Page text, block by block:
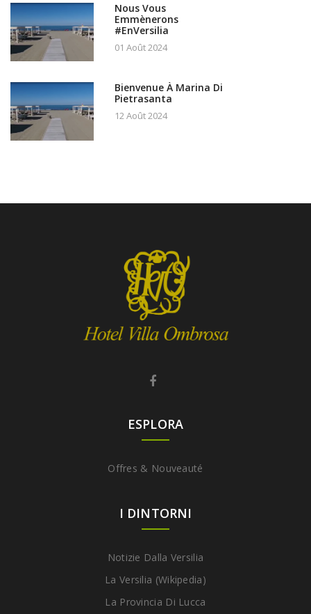
Nous Vous
Emmènerons
#EnVersilia
01 Août 2024
Bienvenue À Marina Di
Pietrasanta
12 Août 2024
ESPLORA
Offres & Nouveauté
I DINTORNI
Notizie Dalla Versilia
La Versilia (Wikipedia)
La Provincia Di Lucca